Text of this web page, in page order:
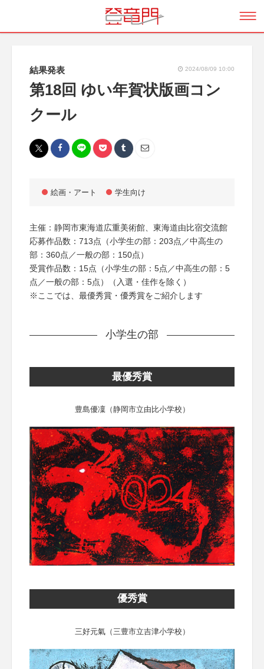
結果発表 2024/08/09 10:00
第18回 ゆい年賀状版画コン
クール
絵画・アート 学生向け
主催：静岡市東海道広重美術館、東海道由比宿交流館
応募作品数：713点（小学生の部：203点／中高生の
部：360点／一般の部：150点）
受賞作品数：15点（小学生の部：5点／中高生の部：5
点／一般の部：5点）（入選・佳作を除く）
※ここでは、最優秀賞・優秀賞をご紹介します
小学生の部
最優秀賞
豊島優凜（静岡市立由比小学校）
優秀賞
三好元氣（三豊市立吉津小学校）